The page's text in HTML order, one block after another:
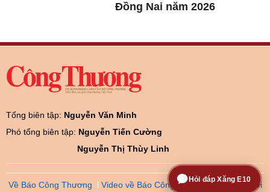
Đồng Nai năm 2026
Tổng biên tập: Nguyễn Văn Minh
Phó tổng biên tập: Nguyễn Tiến Cường
Nguyễn Thị Thùy Linh
Về Báo Công Thương Video về Báo Công Thương
Trao đổi với
Hỏi đáp Xăng E10